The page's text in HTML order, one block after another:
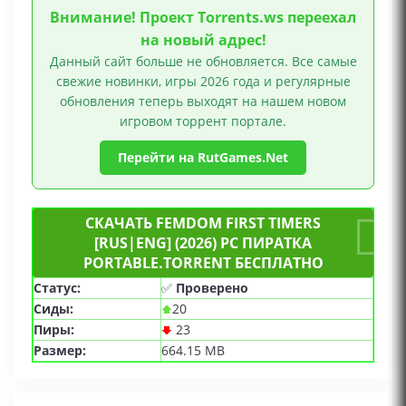
Внимание! Проект Torrents.ws переехал
на новый адрес!
Данный сайт больше не обновляется. Все самые
свежие новинки, игры 2026 года и регулярные
обновления теперь выходят на нашем новом
игровом торрент портале.
Перейти на RutGames.Net
СКАЧАТЬ FEMDOM FIRST TIMERS
[RUS|ENG] (2026) PC ПИРАТКА
PORTABLE.TORRENT БЕСПЛАТНО
Статус: ✅ Проверено
Сиды:
20
Пиры:
23
Размер:
664.15 MB